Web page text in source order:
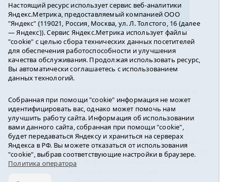
Погода в Ялуторовске
района2016-2023
Учредитель: АНО «ИИЦ « Ялуторовская жизнь».
Главный редактор: Вешкурцева С.П.
E-mail:yznaet@inbox.ruТел.: 8(34535)2-02-51
Регистрационный номер ЭЛ № ФС 77-64937 от
24.02.2016г. выдан Федеральной службой по надзору
в сфере связи, информационных технологий и
Настоящий ресурс использует сервис веб-аналитики
Яндекс.Метрика, предоставляемый компанией ООО
"Яндекс" (119021, Россия, Москва, ул. Л. Толстого, 16 (далее
— Яндекс)). Сервис Яндекс.Метрика использует файлы
"cookie" с целью сбора технических данных посетителей
для обеспечения работоспособности и улучшения
качества обслуживания. Продолжая использовать ресурс,
Вы автоматически соглашаетесь с использованием
данных технологий.
Собранная при помощи "cookie" информация не может
идентифицировать вас, однако может помочь нам
улучшить работу сайта. Информация об использовании
вами данного сайта, собранная при помощи "cookie",
будет передаваться Яндексу и храниться на серверах
Яндекса в РФ. Вы можете отказаться от использования
"cookie", выбрав соответствующие настройки в браузере.
Политика оператора